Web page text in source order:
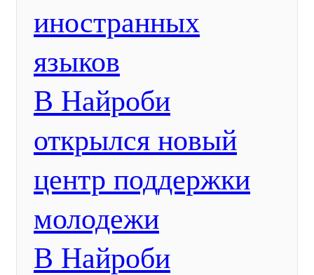
иностранных
языков
В Найроби
открылся новый
центр поддержки
молодежи
В Найроби